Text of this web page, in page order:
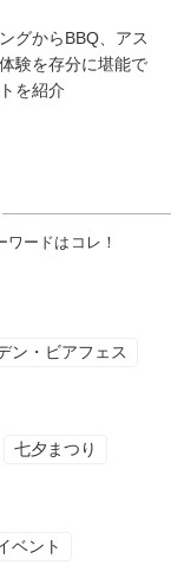
グからBBQ、アス
験を存分に堪能で
を紹介
ードはコレ！
ン・ビアフェス
七夕まつり
ベント